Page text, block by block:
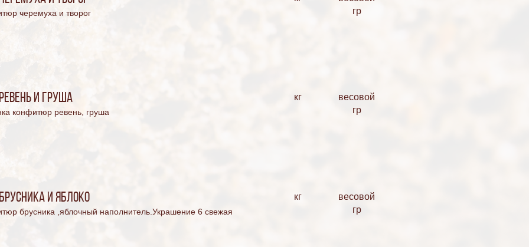
черемуха и творог
гр
и груша
конфитюр ревень, груша
кг
весовой
гр
и яблоко
брусника ,яблочный наполнитель.Украшение 6 свежая
кг
весовой
гр